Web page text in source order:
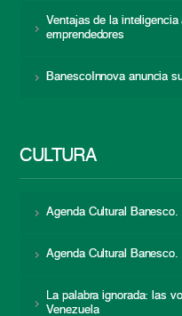
Ventajas de la
emprendedores
BanescoInnova anuncia
CULTURA
Agenda Cultural
Agenda Cultural
La palabra ignorada: las
Venezuela